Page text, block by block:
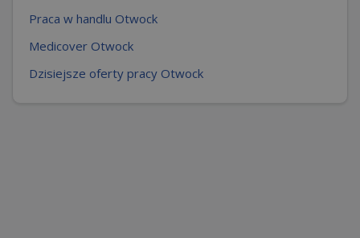
Praca w handlu Otwock
Medicover Otwock
Dzisiejsze oferty pracy Otwock